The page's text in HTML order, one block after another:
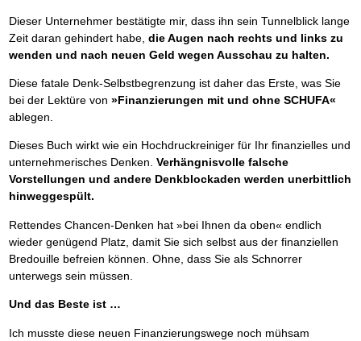
Dieser Unternehmer bestätigte mir, dass ihn sein Tunnelblick lange
Zeit daran gehindert habe, die Augen nach rechts und links zu
wenden und nach neuen Geld wegen Ausschau zu halten.
Diese fatale Denk-Selbstbegrenzung ist daher das Erste, was Sie
bei der Lektüre von »Finanzierungen mit und ohne SCHUFA«
ablegen.
Dieses Buch wirkt wie ein Hochdruckreiniger für Ihr finanzielles und
unternehmerisches Denken. Verhängnisvolle falsche
Vorstellungen und andere Denkblockaden werden unerbittlich
hinweggespült.
Rettendes Chancen-Denken hat »bei Ihnen da oben« endlich
wieder genügend Platz, damit Sie sich selbst aus der finanziellen
Bredouille befreien können. Ohne, dass Sie als Schnorrer
unterwegs sein müssen.
Und das Beste ist …
Ich musste diese neuen Finanzierungswege noch mühsam